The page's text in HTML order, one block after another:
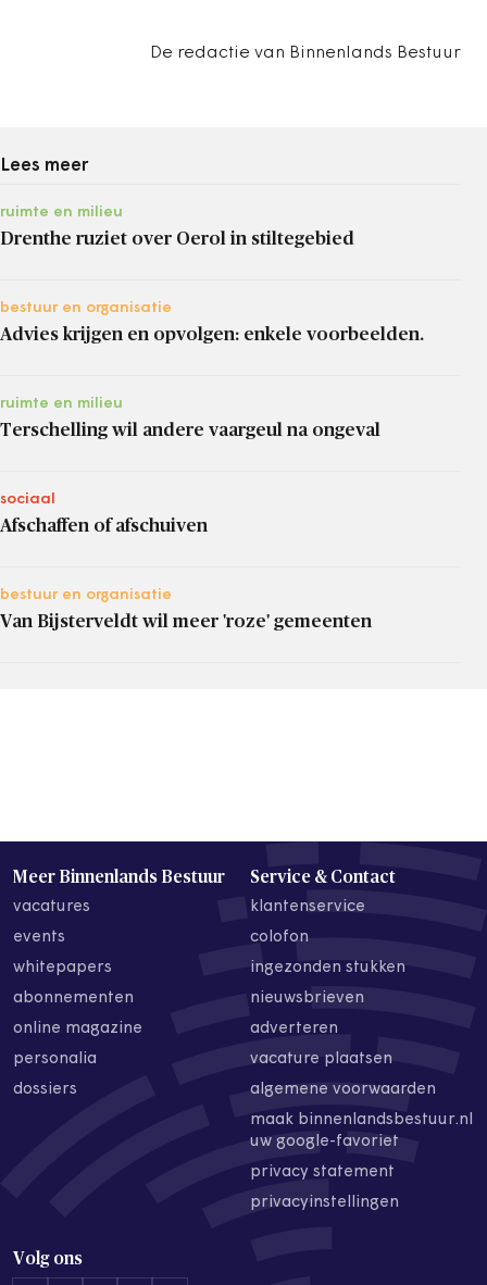
De redactie van Binnenlands Bestuur
Lees meer
ruimte en milieu
Drenthe ruziet over Oerol in stiltegebied
bestuur en organisatie
Advies krijgen en opvolgen: enkele voorbeelden.
ruimte en milieu
Terschelling wil andere vaargeul na ongeval
sociaal
Afschaffen of afschuiven
bestuur en organisatie
Van Bijsterveldt wil meer 'roze' gemeenten
Meer Binnenlands Bestuur
vacatures
events
whitepapers
abonnementen
online magazine
personalia
dossiers
Service & Contact
klantenservice
colofon
ingezonden stukken
nieuwsbrieven
adverteren
vacature plaatsen
algemene voorwaarden
maak binnenlandsbestuur.nl
uw google-favoriet
privacy statement
privacyinstellingen
Volg ons